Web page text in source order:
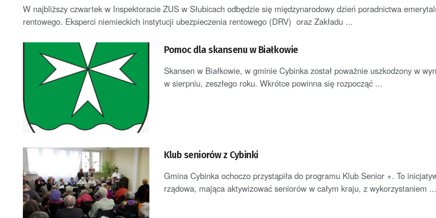
W najbliższy czwartek w Inspektoracie ZUS w Słubicach odbędzie się międzynarodowy dzień poradnictwa
rentowego. Eksperci niemieckich instytucji ubezpieczenia rentowego (DRV) oraz Zakładu ...
Pomoc dla skansenu w Białkowie
Skansen w Białkowie, w gminie Cybinka został poważnie uszkodzony w
w sierpniu, zeszłego roku. Wkrótce powinna się rozpocząć ...
Klub seniorów z Cybinki
Gmina Cybinka ochoczo przystąpiła do programu Klub Senior +. To
rządowa, mająca aktywizować seniorów w całym kraju, z wykorzystaniem ...